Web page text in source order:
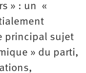
» : un «
principal sujet
» du parti,